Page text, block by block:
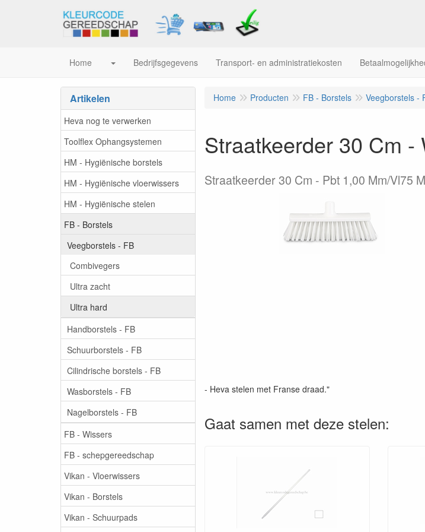
Home Bedrijfsgegevens Transport- en administratiekosten
Artikelen
Heva nog te verwerken
Toolflex Ophangsystemen
HM - Hygiënische borstels
HM - Hygiënische vloerwissers
HM - Hygiënische stelen
FB - Borstels
Veegborstels - FB
Combivegers
Ultra zacht
Ultra hard
Handborstels - FB
Schuurborstels - FB
Cilindrische borstels - FB
Wasborstels - FB
Nagelborstels - FB
FB - Wissers
FB - schepgereedschap
Vikan - Vloerwissers
Vikan - Borstels
Vikan - Schuurpads
Home Producten FB - Borstels Veegborstels -
Straatkeerder 30 Cm -
Straatkeerder 30 Cm - Pbt 1,00 Mm/Vl75
- Heva stelen met Franse draad."
Gaat samen met deze stelen: